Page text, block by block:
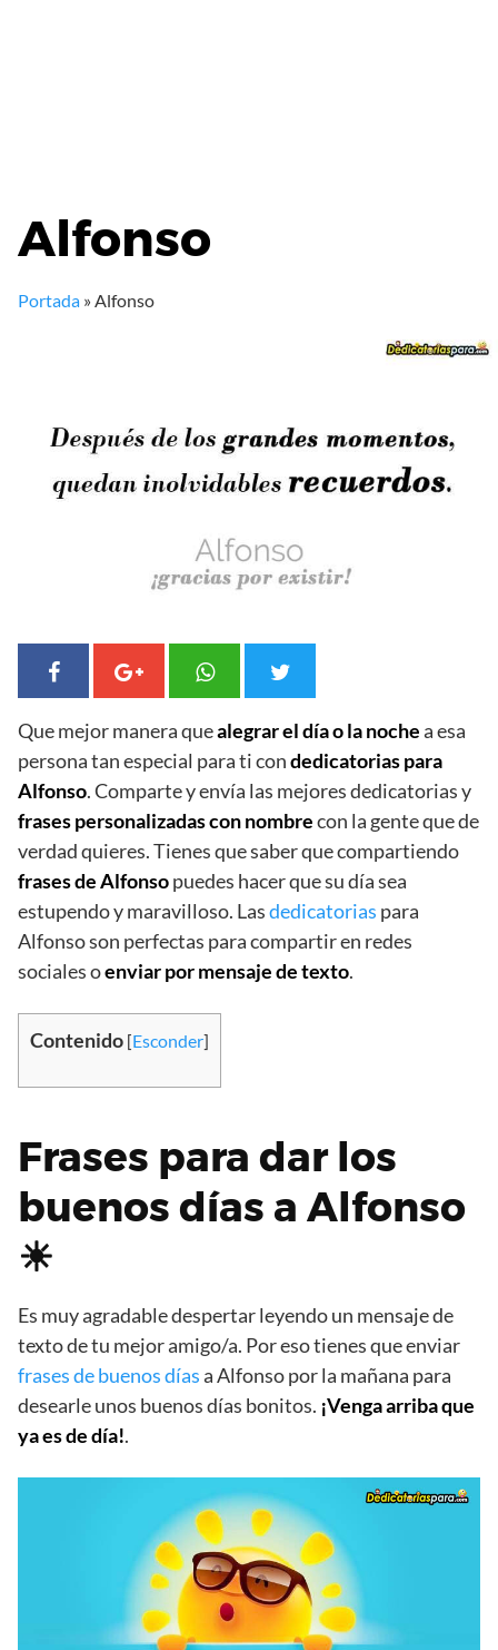
Alfonso
Portada »Alfonso
Que mejor manera quealegrar el día o la nochea esa
persona tan especial para ti condedicatorias para
Alfonso. Comparte y envía las mejores dedicatorias y
frases personalizadas con nombrecon la gente que de
verdad quieres. Tienes que saber que compartiendo
frases de Alfonsopuedes hacer que su día sea
estupendo y maravilloso. Lasdedicatorias para
Alfonso son perfectas para compartir en redes
sociales oenviar por mensaje de texto.
Contenido [Esconder]
Frases para dar los
buenos días a Alfonso
☀
Es muy agradable despertar leyendo un mensaje de
texto de tu mejor amigo/a. Por eso tienes que enviar
frases de buenos díasa Alfonso por la mañana para
desearle unos buenos días bonitos. ¡Venga arriba que
ya es de día!.